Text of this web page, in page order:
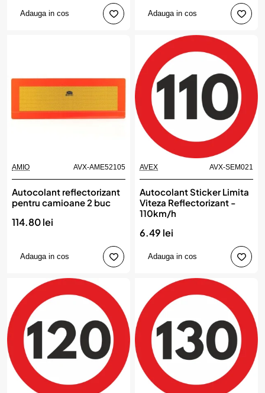
Adauga in cos Adauga in cos
AMIO AVX-AME52105
Autocolant reflectorizant
pentru camioane 2 buc
114.80 lei
Adauga in cos
AVEX AVX-SEM021
Autocolant Sticker Limita
Viteza Reflectorizant -
110km/h
6.49 lei
Adauga in cos